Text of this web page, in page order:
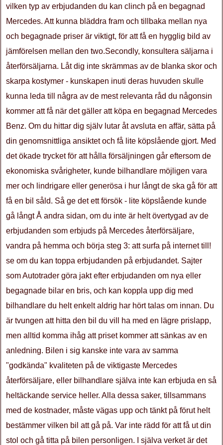
vilken typ av erbjudanden du kan clinch på en begagnad
Mercedes. Att kunna bläddra fram och tillbaka mellan nya
och begagnade priser är viktigt, för att få en hygglig bild av
jämförelsen mellan den two.Secondly, konsultera säljarna i
återförsäljarna. Låt dig inte skrämmas av de blanka skor och
skarpa kostymer - kunskapen inuti deras huvuden skulle
kunna leda till några av de mest relevanta råd du någonsin
kommer att få när det gäller att köpa en begagnad Mercedes
Benz. Om du hittar dig själv lutar åt avsluta en affär, sätta på
din genomsnittliga ansiktet och få lite köpslående gjort. Med
det ökade trycket för att hålla försäljningen går eftersom de
ekonomiska svårigheter, kunde bilhandlare möjligen vara
mer och lindrigare eller generösa i hur långt de ska gå för att
få en bil såld. Så ge det ett försök - lite köpslående kunde
gå långt Å andra sidan, om du inte är helt övertygad av de
erbjudanden som erbjuds på Mercedes återförsäljare,
vandra på hemma och börja steg 3: att surfa på internet till!
se om du kan toppa erbjudanden på erbjudandet. Sajter
som Autotrader göra jakt efter erbjudanden om nya eller
begagnade bilar en bris, och kan koppla upp dig med
bilhandlare du helt enkelt aldrig har hört talas om innan. Du
är tvungen att hitta den bil du vill ha med en lägre prislapp,
men alltid komma ihåg att priset kommer att sänkas av en
anledning. Bilen i sig kanske inte vara av samma
"godkända" kvaliteten på de viktigaste Mercedes
återförsäljare, eller bilhandlare själva inte kan erbjuda en så
heltäckande service heller. Alla dessa saker, tillsammans
med de kostnader, måste vägas upp och tänkt på förut helt
bestämmer vilken bil att gå på. Var inte rädd för att få ut din
stol och gå titta på bilen personligen. I själva verket är det